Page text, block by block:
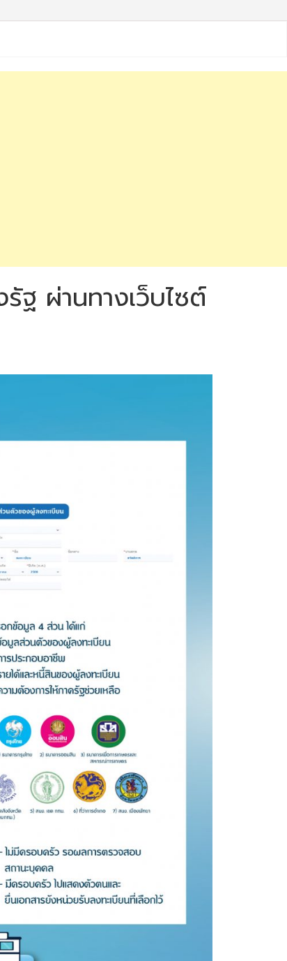
ฐ ผ่านทางเว็บไซต์